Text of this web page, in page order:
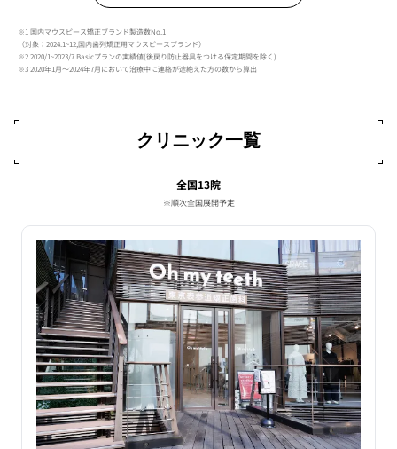
※1 国内マウスピース矯正ブランド製造数No.1
（対象：2024.1~12,国内歯列矯正用マウスピースブランド）
※2 2020/1~2023/7 Basicプランの実績値(後戻り防止器具をつける保定期間を除く)
※3 2020年1月〜2024年7月において治療中に連絡が途絶えた方の数から算出
クリニック一覧
全国13院
※順次全国展開予定